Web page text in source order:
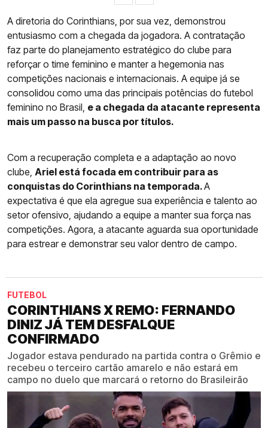
A diretoria do Corinthians, por sua vez, demonstrou
entusiasmo com a chegada da jogadora. A contratação
faz parte do planejamento estratégico do clube para
reforçar o time feminino e manter a hegemonia nas
competições nacionais e internacionais. A equipe já se
consolidou como uma das principais potências do futebol
feminino no Brasil, e a chegada da atacante representa
mais um passo na busca por títulos.
Com a recuperação completa e a adaptação ao novo
clube, Ariel está focada em contribuir para as
conquistas do Corinthians na temporada.A
expectativa é que ela agregue sua experiência e talento ao
setor ofensivo, ajudando a equipe a manter sua força nas
competições. Agora, a atacante aguarda sua oportunidade
para estrear e demonstrar seu valor dentro de campo.
FUTEBOL
CORINTHIANS X REMO: FERNANDO
DINIZ JÁ TEM DESFALQUE
CONFIRMADO
Jogador estava pendurado na partida contra o Grêmio e
recebeu o terceiro cartão amarelo e não estará em
campo no duelo que marcará o retorno do Brasileirão